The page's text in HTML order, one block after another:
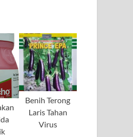
Benih Terong
Laris Tahan
Virus